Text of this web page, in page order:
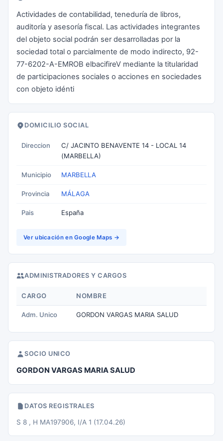
Actividades de contabilidad, teneduría de libros,
auditoría y asesoría fiscal. Las actividades integrantes
del objeto social podrán ser desarrolladas por la
sociedad total o parcialmente de modo indirecto, 92-
77-6202-A-EMROB elbacifireV mediante la titularidad
de participaciones sociales o acciones en sociedades
con objeto idénti
DOMICILIO SOCIAL
Direccion
C/ JACINTO BENAVENTE 14 - LOCAL 14
(MARBELLA)
Municipio MARBELLA
Provincia MÁLAGA
Pais España
Ver ubicación en Google Maps →
ADMINISTRADORES Y CARGOS
CARGO NOMBRE
Adm. Unico GORDON VARGAS MARIA SALUD
SOCIO UNICO
GORDON VARGAS MARIA SALUD
DATOS REGISTRALES
S 8 , H MA197906, I/A 1 (17.04.26)